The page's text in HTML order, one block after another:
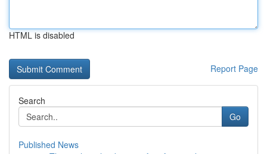
HTML is disabled
Report Page
Search
Go
Published News